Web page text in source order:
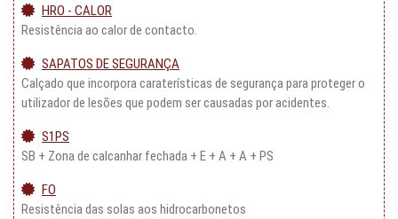
HRO - CALOR
Resistência ao calor de contacto.
SAPATOS DE SEGURANÇA
Calçado que incorpora caraterísticas de segurança para proteger o
utilizador de lesões que podem ser causadas por acidentes.
S1PS
SB + Zona de calcanhar fechada + E + A + A + PS
FO
Resistência das solas aos hidrocarbonetos